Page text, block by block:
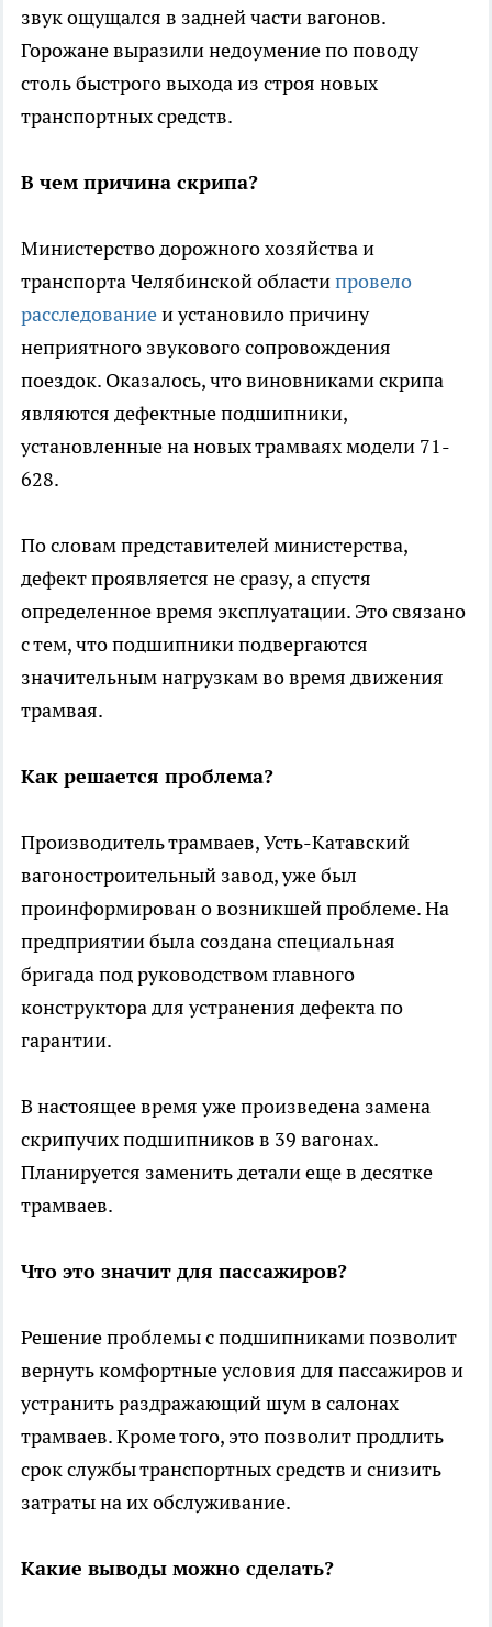
звук ощущался в задней части вагонов.
Горожане выразили недоумение по поводу
столь быстрого выхода из строя новых
транспортных средств.
В чем причина скрипа?
Министерство дорожного хозяйства и
транспорта Челябинской областипровело
расследованиеи установило причину
неприятного звукового сопровождения
поездок. Оказалось, что виновниками скрипа
являются дефектные подшипники,
установленные на новых трамваях модели 71-
628.
По словам представителей министерства,
дефект проявляется не сразу, а спустя
определенное время эксплуатации. Это связано
с тем, что подшипники подвергаются
значительным нагрузкам во время движения
трамвая.
Как решается проблема?
Производитель трамваев, Усть-Катавский
вагоностроительный завод, уже был
проинформирован о возникшей проблеме. На
предприятии была создана специальная
бригада под руководством главного
конструктора для устранения дефекта по
гарантии.
В настоящее время уже произведена замена
скрипучих подшипников в 39 вагонах.
Планируется заменить детали еще в десятке
трамваев.
Что это значит для пассажиров?
Решение проблемы с подшипниками позволит
вернуть комфортные условия для пассажиров и
устранить раздражающий шум в салонах
трамваев. Кроме того, это позволит продлить
срок службы транспортных средств и снизить
затраты на их обслуживание.
Какие выводы можно сделать?